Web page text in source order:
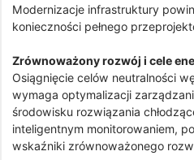
Modernizacje infrastruktury
konieczności pełnego
Zrównoważony rozwój i cele
Osiągnięcie celów neutralności
wymaga optymalizacji
środowisku rozwiązania
inteligentnym monitorowaniem,
wskaźniki zrównoważonego